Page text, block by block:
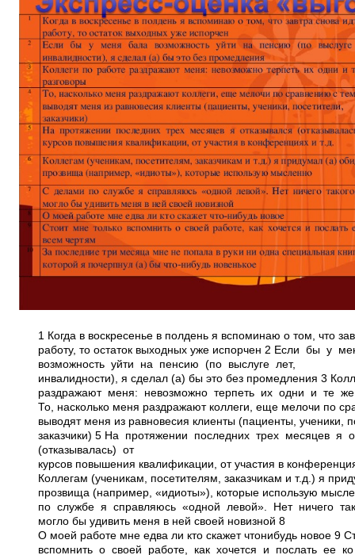
1 Когда в воскресенье в полдень я вспоминаю о том, что
работу, то остаток выходных уже испорчен 2 Если бы у
возможность уйти на пенсию (по выслуге лет,
инвалидности), я сделал (а) бы это без промедления 3
раздражают меня: невозможно терпеть их одни и те же
То, насколько меня раздражают коллеги, еще мелочи по
выводят меня из равновесия клиенты (пациенты, ученики,
заказчики) 5 На протяжении последних трех месяцев я
(отказывалась) от
курсов повышения квалификации, от участия в
Коллегам (ученикам, посетителям, заказчикам и т.д.) я
прозвища (например, «идиоты»), которые использую
по службе я справляюсь «одной левой». Нет ничего
могло бы удивить меня в ней своей новизной 8
О моей работе мне едва ли кто скажет что­нибудь новое 9
вспомнить о своей работе, как хочется и послать ее